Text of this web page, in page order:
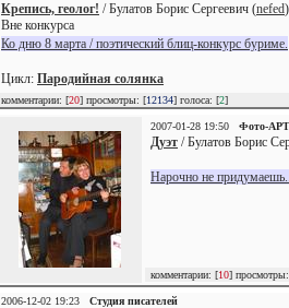
Крепись, геолог! / Булатов Борис Сергеевич (nefed)
Вне конкурса
Ко дню 8 марта / поэтический блиц-конкурс буриме.
Цикл: Пародийная солянка
комментарии: [20] просмотры: [12134] голоса: [2]
2007-01-28 19:50 Фото-АРТ
Дуэт / Булатов Борис
Нарочно не
комментарии: [10]
2006-12-02 19:23 Студия писателей